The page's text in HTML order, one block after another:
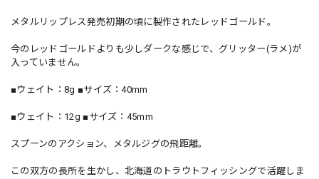
メタルリップレス発売初期の頃に製作されたレッドゴールド。
今のレッドゴールドよりも少しダークな感じで、グリッター(ラメ)が
入っていません。
■ウェイト：8g ■サイズ：40mm
■ウェイト：12g ■サイズ：45mm
スプーンのアクション、メタルジグの飛距離。
この双方の長所を生かし、北海道のトラウトフィッシングで活躍しま